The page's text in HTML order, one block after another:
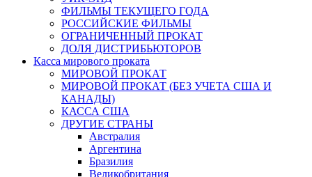
ФИЛЬМЫ ТЕКУЩЕГО ГОДА
РОССИЙСКИЕ ФИЛЬМЫ
ОГРАНИЧЕННЫЙ ПРОКАТ
ДОЛЯ ДИСТРИБЬЮТОРОВ
Касса мирового проката
МИРОВОЙ ПРОКАТ
МИРОВОЙ ПРОКАТ (БЕЗ УЧЕТА США И
КАНАДЫ)
КАССА США
ДРУГИЕ СТРАНЫ
Австралия
Аргентина
Бразилия
Великобритания